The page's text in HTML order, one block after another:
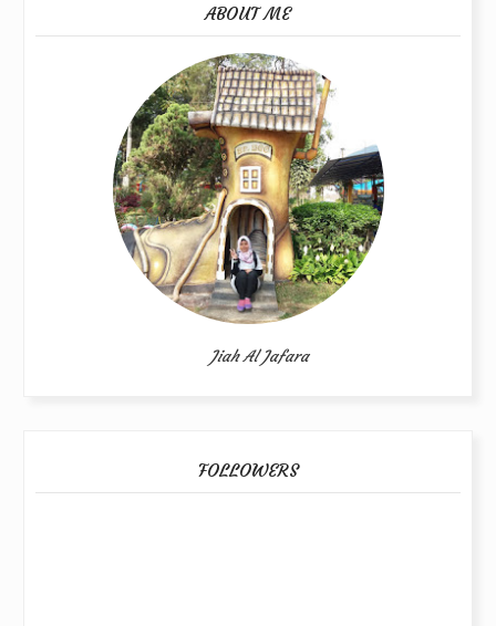
ABOUT ME
Jiah Al Jafara
FOLLOWERS